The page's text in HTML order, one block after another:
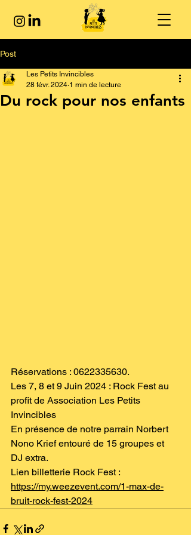
Post
Du rock pour nos enfants
Les Petits Invincibles
28 févr. 2024 1 min de lecture
Réservations : 0622335630.
Les 7, 8 et 9 Juin 2024 : Rock Fest au
profit de Association Les Petits
Invincibles
En présence de notre parrain Norbert
Nono Krief entouré de 15 groupes et
DJ extra.
Lien billetterie Rock Fest :
https://my.weezevent.com/1-max-de-
bruit-rock-fest-2024